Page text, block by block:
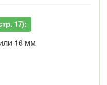
17):
16 мм